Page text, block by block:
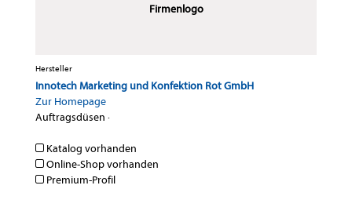
Firmenlogo
Hersteller
Innotech Marketing und Konfektion Rot GmbH
Zur Homepage
Auftragsdüsen ·
Katalog vorhanden
Online-Shop vorhanden
Premium-Profil